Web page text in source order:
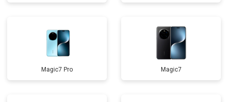
Magic7 Pro Magic7